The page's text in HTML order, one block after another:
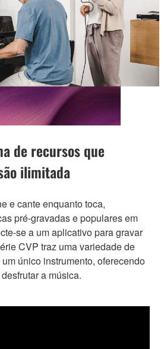
de recursos que
ilimitada
e cante enquanto toca,
pré-gravadas e populares em
se a um aplicativo para gravar
CVP traz uma variedade de
único instrumento, oferecendo
a música.